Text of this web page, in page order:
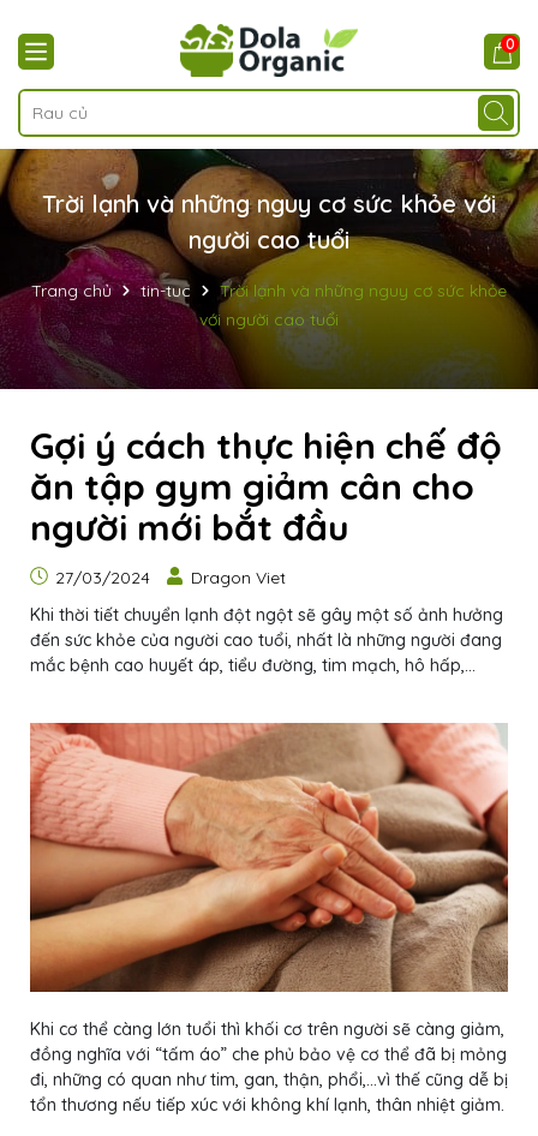
0
Trời lạnh và những nguy cơ sức khỏe với
người cao tuổi
Trang chủ tin-tuc
Trời lạnh và những nguy cơ sức khỏe
với người cao tuổi
Gợi ý cách thực hiện chế độ
ăn tập gym giảm cân cho
người mới bắt đầu
27/03/2024
Dragon Viet
Khi thời tiết chuyển lạnh đột ngột sẽ gây một số ảnh hưởng
đến sức khỏe của người cao tuổi, nhất là những người đang
mắc bệnh cao huyết áp, tiểu đường, tim mạch, hô hấp,...
Khi cơ thể càng lớn tuổi thì khối cơ trên người sẽ càng giảm,
đồng nghĩa với “tấm áo” che phủ bảo vệ cơ thể đã bị mỏng
đi, những có quan như tim, gan, thận, phổi,...vì thế cũng dễ bị
tổn thương nếu tiếp xúc với không khí lạnh, thân nhiệt giảm.